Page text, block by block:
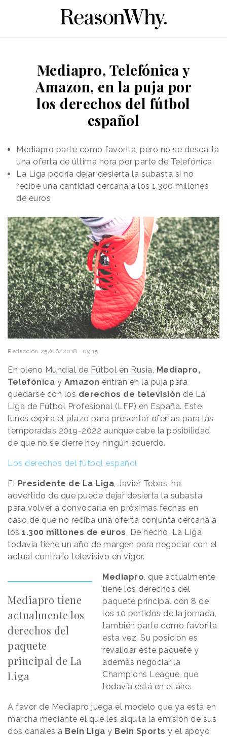
Mediapro, Telefónica y
Amazon, en la puja por
los derechos del fútbol
español
Mediapro parte como favorita, pero no se descarta
una oferta de última hora por parte de Telefónica
La Liga podría dejar desierta la subasta si no
recibe una cantidad cercana a los 1.300 millones
de euros
Redacción 25/06/2018 · 09:15
En pleno Mundial de Fútbol en Rusia, Mediapro,
Telefónica y Amazon entran en la puja para
quedarse con los derechos de televisión de La
Liga de Fútbol Profesional (LFP) en España. Este
lunes expira el plazo para presentar ofertas para las
temporadas 2019-2022 aunque cabe la posibilidad
de que no se cierre hoy ningún acuerdo.
Los derechos del fútbol español
El Presidente de La Liga, Javier Tebas, ha
advertido de que puede dejar desierta la subasta
para volver a convocarla en próximas fechas en
caso de que no reciba una oferta conjunta cercana a
los 1.300 millones de euros. De hecho, La Liga
todavía tiene un año de margen para negociar con el
actual contrato televisivo en vigor.
Mediapro tiene
actualmente los
derechos del
paquete
principal de La
Liga
Mediapro, que actualmente
tiene los derechos del
paquete principal con 8 de
los 10 partidos de la jornada,
también parte como favorita
esta vez. Su posición es
revalidar este paquete y
además negociar la
Champions League, que
todavía está en el aire.
A favor de Mediapro juega el modelo que ya está en
marcha mediante el que les alquila la emisión de sus
dos canales a Bein Liga y Bein Sports y el apoyo